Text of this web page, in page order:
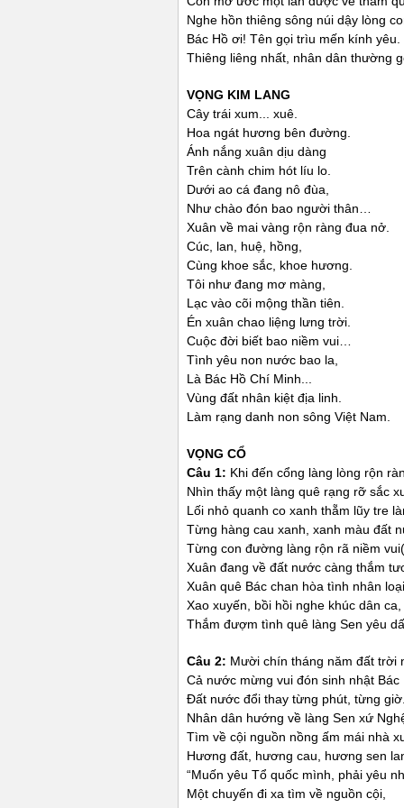
Nghe hồn thiêng sông núi dậy lòng
Bác Hồ ơi! Tên gọi trìu mến kính yêu.
Thiêng liêng nhất, nhân dân thường
VỌNG KIM LANG
Cây trái xum... xuê.
Hoa ngát hương bên đường.
Ánh nắng xuân dịu dàng
Trên cành chim hót líu lo.
Dưới ao cá đang nô đùa,
Như chào đón bao người thân…
Xuân về mai vàng rộn ràng đua nở.
Cúc, lan, huệ, hồng,
Cùng khoe sắc, khoe hương.
Tôi như đang mơ màng,
Lạc vào cõi mộng thần tiên.
Én xuân chao liệng lưng trời.
Cuộc đời biết bao niềm vui…
Tình yêu non nước bao la,
Là Bác Hồ Chí Minh...
Vùng đất nhân kiệt địa linh.
Làm rạng danh non sông Việt Nam.
VỌNG CỔ
Câu 1: Khi đến cổng làng lòng rộn
Nhìn thấy một làng quê rạng rỡ sắc
Lối nhỏ quanh co xanh thẵm lũy tre
Từng hàng cau xanh, xanh màu đất
Từng con đường làng rộn rã niềm
Xuân đang về đất nước càng thắm
Xuân quê Bác chan hòa tình nhân
Xao xuyến, bồi hồi nghe khúc dân ca,
Thắm đượm tình quê làng Sen yêu
Câu 2: Mười chín tháng năm đất trời
Cả nước mừng vui đón sinh nhật Bác
Đất nước đổi thay từng phút, từng
Nhân dân hướng về làng Sen xứ
Tìm về cội nguồn nồng ấm mái nhà
Hương đất, hương cau, hương sen
“Muốn yêu Tổ quốc mình, phải yêu
Một chuyến đi xa tìm về nguồn cội,